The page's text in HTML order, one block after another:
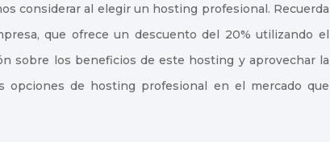
considerar al elegir un hosting profesional. Recuerda
que ofrece un descuento del 20% utilizando el
sobre los beneficios de este hosting y aprovechar la
opciones de hosting profesional en el mercado que